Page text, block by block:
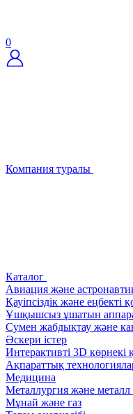
0
Компания туралы
Каталог
Авиация және
Қауіпсіздік және еңбекті
Ұшқышсыз ұшатын
Сумен жабдықтау және
Әскери істер
Интерактивті 3D көрнекі
Ақпараттық
Медицина
Металлургия және металл
Мұнай және газ